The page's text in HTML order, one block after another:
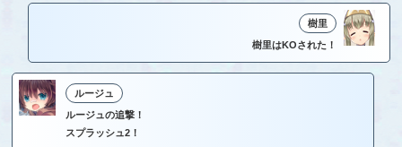
樹里
樹里はKOされた！
ルージュ
ルージュの追撃！
スプラッシュ2！